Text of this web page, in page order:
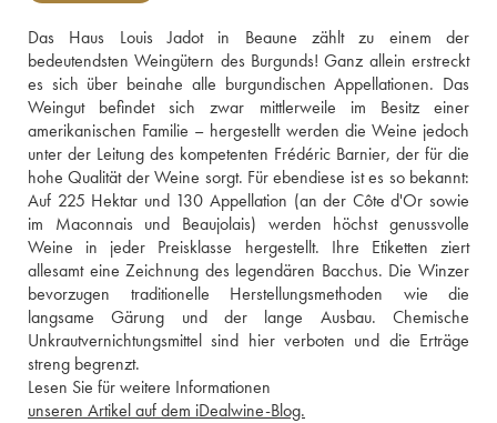
Das Haus Louis Jadot in Beaune zählt zu einem der
bedeutendsten Weingütern des Burgunds! Ganz allein erstreckt
es sich über beinahe alle burgundischen Appellationen. Das
Weingut befindet sich zwar mittlerweile im Besitz einer
amerikanischen Familie – hergestellt werden die Weine jedoch
unter der Leitung des kompetenten Frédéric Barnier, der für die
hohe Qualität der Weine sorgt. Für ebendiese ist es so bekannt:
Auf 225 Hektar und 130 Appellation (an der Côte d'Or sowie
im Maconnais und Beaujolais) werden höchst genussvolle
Weine in jeder Preisklasse hergestellt. Ihre Etiketten ziert
allesamt eine Zeichnung des legendären Bacchus. Die Winzer
bevorzugen traditionelle Herstellungsmethoden wie die
langsame Gärung und der lange Ausbau. Chemische
Unkrautvernichtungsmittel sind hier verboten und die Erträge
streng begrenzt.
Lesen Sie für weitere Informationen
unseren Artikel auf dem iDealwine-Blog.